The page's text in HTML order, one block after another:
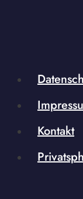
Kontakt